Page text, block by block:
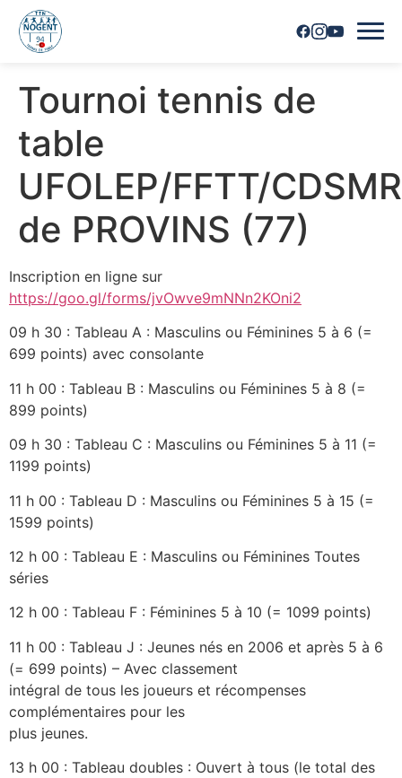
Accueil
Inscriptions
Nous contacter
Tournoi tennis de
table
UFOLEP/FFTT/CDSMR
de PROVINS (77)
Inscription en ligne sur
https://goo.gl/forms/jvOwve9mNNn2KOni2
09 h 30 : Tableau A : Masculins ou Féminines 5 à 6 (=
699 points) avec consolante
11 h 00 : Tableau B : Masculins ou Féminines 5 à 8 (=
899 points)
09 h 30 : Tableau C : Masculins ou Féminines 5 à 11 (=
1199 points)
11 h 00 : Tableau D : Masculins ou Féminines 5 à 15 (=
1599 points)
12 h 00 : Tableau E : Masculins ou Féminines Toutes
séries
12 h 00 : Tableau F : Féminines 5 à 10 (= 1099 points)
11 h 00 : Tableau J : Jeunes nés en 2006 et après 5 à 6
(= 699 points) – Avec classement
intégral de tous les joueurs et récompenses
complémentaires pour les
plus jeunes.
13 h 00 : Tableau doubles : Ouvert à tous (le total des